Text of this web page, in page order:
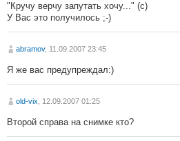
"Кручу верчу запутать хочу..." (с)
У Вас это получилось ;-)
abramov, 11.09.2007 23:45
Я же вас предупреждал:)
old-vix , 12.09.2007 01:25
Второй справа на снимке кто?